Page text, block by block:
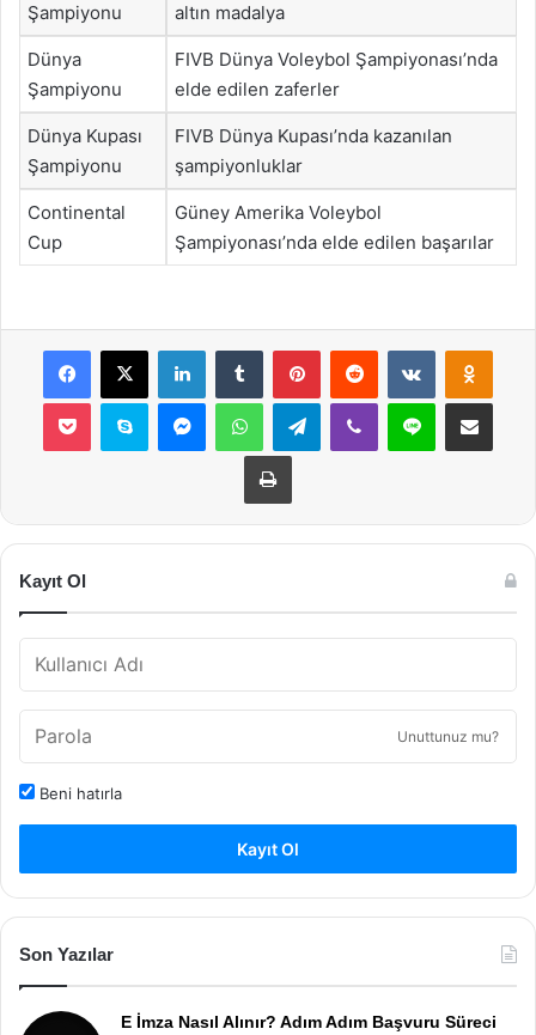
Şampiyonu
altın madalya
Dünya
Şampiyonu
FIVB Dünya Voleybol Şampiyonası’nda
elde edilen zaferler
Dünya Kupası
Şampiyonu
FIVB Dünya Kupası’nda kazanılan
şampiyonluklar
Continental
Cup
Güney Amerika Voleybol
Şampiyonası’nda elde edilen başarılar
Facebook
X LinkedInTumblr PinterestReddit VKontakte
Pocket Skype MessengerWhatsAppTelegramViber Line E-Posta ile
Yazdır
Kayıt Ol
Unuttunuz mu?
Beni hatırla
Kayıt Ol
Son Yazılar
E İmza Nasıl Alınır? Adım Adım Başvuru Süreci